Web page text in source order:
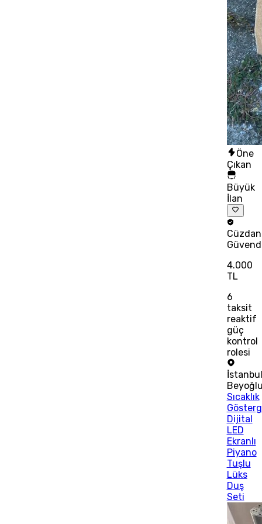
Öne
Çıkan
Büyük
İlan
4.000
TL
6
taksit
reaktif
güç
kontrol
rolesi
İstanbul
Sıcaklık
Dijital
LED
Ekranlı
Piyano
Tuşlu
Lüks
Duş
Seti